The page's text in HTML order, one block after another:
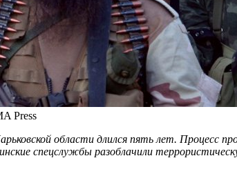
Press
области длился пять лет. Процесс
спецслужбы разоблачили